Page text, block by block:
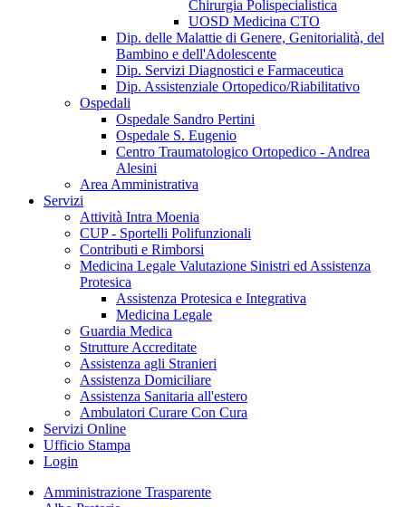
Chirurgia Polispecialistica
UOSD Medicina CTO
Dip. delle Malattie di Genere, Genitorialità, del
Bambino e dell'Adolescente
Dip. Servizi Diagnostici e Farmaceutica
Dip. Assistenziale Ortopedico/Riabilitativo
Ospedali
Ospedale Sandro Pertini
Ospedale S. Eugenio
Centro Traumatologico Ortopedico - Andrea
Alesini
Area Amministrativa
Servizi
Attività Intra Moenia
CUP - Sportelli Polifunzionali
Contributi e Rimborsi
Medicina Legale Valutazione Sinistri ed Assistenza
Protesica
Assistenza Protesica e Integrativa
Medicina Legale
Guardia Medica
Strutture Accreditate
Assistenza agli Stranieri
Assistenza Domiciliare
Assistenza Sanitaria all'estero
Ambulatori Curare Con Cura
Servizi Online
Ufficio Stampa
Login
Amministrazione Trasparente